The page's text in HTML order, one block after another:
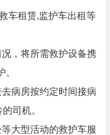
车租赁,监护车出租等
，将所需救护设备携
病房按约定时间接病
司机。
大型活动的救护车服